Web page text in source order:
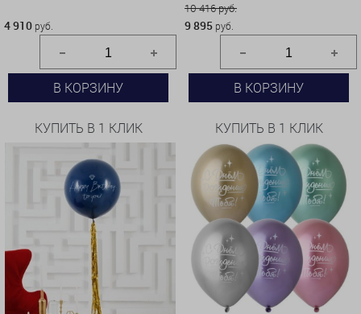
4 910 руб.
В КОРЗИНУ
КУПИТЬ В 1 КЛИК
10 416 руб.
9 895 руб.
В КОРЗИНУ
КУПИТЬ В 1 КЛИК